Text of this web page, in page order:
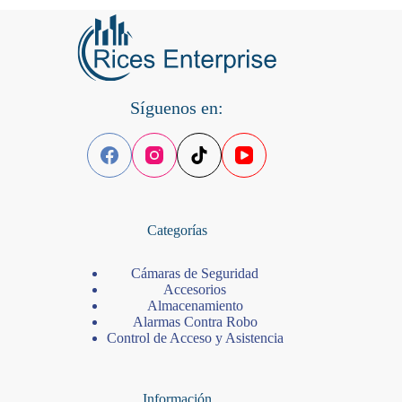
Síguenos en:
Categorías
Cámaras de Seguridad
Accesorios
Almacenamiento
Alarmas Contra Robo
Control de Acceso y Asistencia